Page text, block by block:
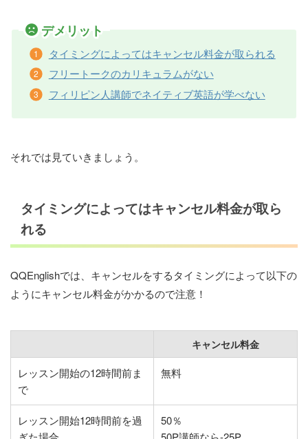
デメリット
タイミングによってはキャンセル料金が取られる
フリートークのカリキュラムがない
フィリピン人講師でネイティブ英語が学べない
それでは見ていきましょう。
タイミングによってはキャンセル料金が取ら
れる
QQEnglishでは、キャンセルをするタイミングによって以下の
ようにキャンセル料金がかかるので注意！
キャンセル料金
レッスン開始の12時間前ま
で
無料
レッスン開始12時間前を過
50％